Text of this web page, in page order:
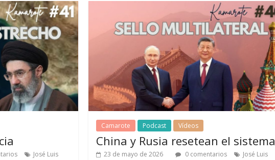
José Luis
Camarote Podcast Vídeos
China y Rusia resetean el sistema
23 de mayo de 2026 0 comentarios
José Luis